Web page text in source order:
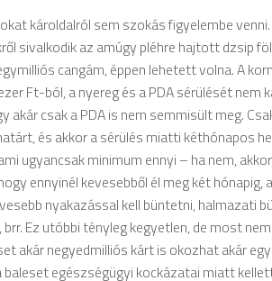
károldalról sem szokás figyelembe
sivalkodik az amúgy pléhre hajtott dzsip
cangám, éppen lehetett volna. A
Ft-ból, a nyereg és a PDA sérülését nem
akár csak a PDA is nem semmisült meg.
és akkor a sérülés miatti kéthónapos
ugyancsak minimum ennyi – ha nem,
ennyinél kevesebből él meg két hónapig,
nyakazással kell büntetni, halmazati
Ez utóbbi tényleg kegyetlen, de most
akár negyedmilliós kárt is okozhat akár
baleset egészségügyi kockázatai miatt